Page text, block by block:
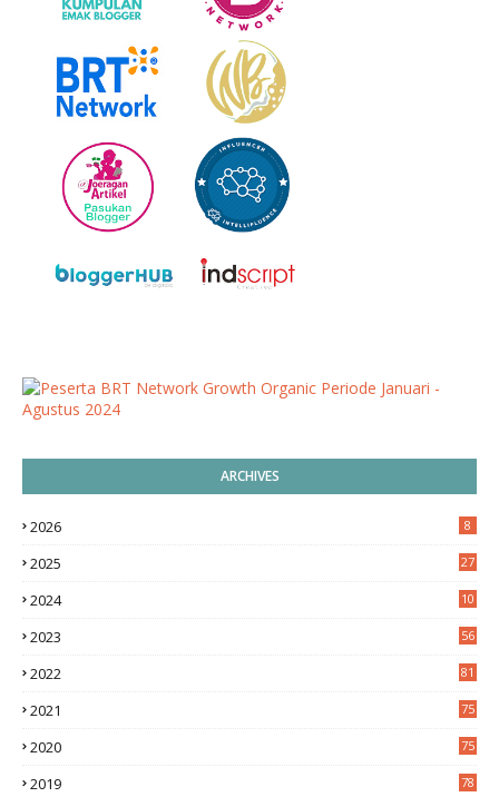
ARCHIVES
2026 8
2025 27
2024
10
2023 56
2022 81
2021 75
2020 75
2019 78